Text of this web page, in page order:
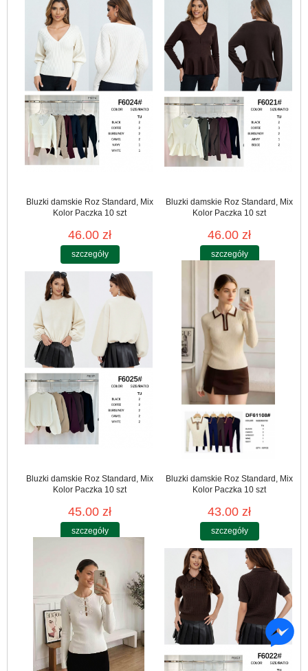
Bluzki damskie Roz Standard, Mix
Kolor Paczka 10 szt
46.00 zł
szczegóły
Bluzki damskie Roz Standard, Mix
Kolor Paczka 10 szt
46.00 zł
szczegóły
Bluzki damskie Roz Standard, Mix
Kolor Paczka 10 szt
45.00 zł
szczegóły
Bluzki damskie Roz Standard, Mix
Kolor Paczka 10 szt
43.00 zł
szczegóły